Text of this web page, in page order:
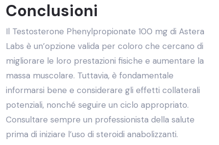
Conclusioni
Il Testosterone Phenylpropionate 100 mg di Astera
Labs è un’opzione valida per coloro che cercano di
migliorare le loro prestazioni fisiche e aumentare la
massa muscolare. Tuttavia, è fondamentale
informarsi bene e considerare gli effetti collaterali
potenziali, nonché seguire un ciclo appropriato.
Consultare sempre un professionista della salute
prima di iniziare l’uso di steroidi anabolizzanti.